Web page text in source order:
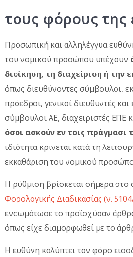
τους φόρους της
Προσωπική και αλληλέγγυα
του νομικού προσώπου υπέχουν
διοίκηση, τη διαχείριση ή
όπως διευθύνοντες σύμβουλοι,
πρόεδροι, γενικοί διευθυντές και
σύμβουλοι ΑΕ, διαχειριστές ΕΠΕ
όσοι ασκούν εν τοις πράγμασι
ιδιότητα κρίνεται κατά τη
εκκαθάριση του νομικού
Η ρύθμιση βρίσκεται σήμερα στο
Φορολογικής Διαδικασίας (ν.
ενσωμάτωσε το προϊσχύσαν
όπως είχε διαμορφωθεί με το
Η ευθύνη καλύπτει τον φόρο